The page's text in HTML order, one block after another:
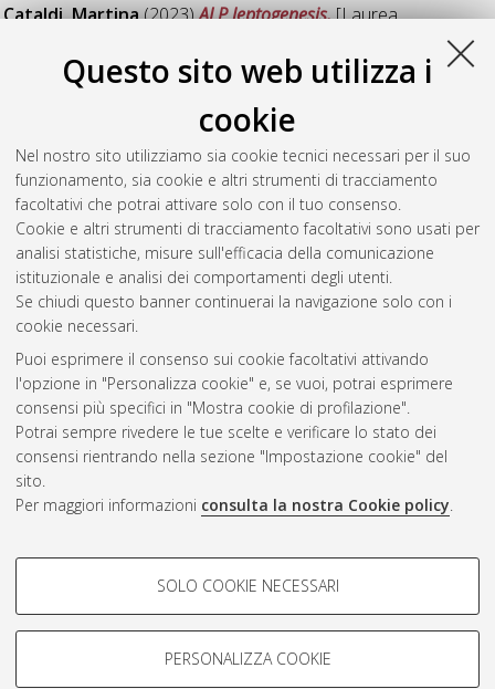
Questo sito web utilizza i
cookie
Nel nostro sito utilizziamo sia cookie tecnici necessari per il suo
funzionamento, sia cookie e altri strumenti di tracciamento
facoltativi che potrai attivare solo con il tuo consenso.
Cookie e altri strumenti di tracciamento facoltativi sono usati per
analisi statistiche, misure sull'efficacia della comunicazione
istituzionale e analisi dei comportamenti degli utenti.
Se chiudi questo banner continuerai la navigazione solo con i
cookie necessari.
Puoi esprimere il consenso sui cookie facoltativi attivando
l'opzione in "Personalizza cookie" e, se vuoi, potrai esprimere
consensi più specifici in "Mostra cookie di profilazione".
Potrai sempre rivedere le tue scelte e verificare lo stato dei
consensi rientrando nella sezione "Impostazione cookie" del
sito.
Per maggiori informazioni consulta la nostra Cookie policy.
COOKIE DI PROFILAZIONE -
Si tratta di cookie utilizzati per analizzare le caratteristiche della
navigazione degli utenti, creare profili in base al loro comportamento
SOLO COOKIE NECESSARI
PERSONALIZZA COOKIE
Cataldi, Martina(2023)ALP leptogenesis.[Laurea
Physics
[LM-DM270]
Xotta, Francesco(2023) Sub-GeV hadrophilic dark matter at
neutrino detectors.[Laurea magistrale], Università di Bologna,
Corso di Studio inPhysics [LM-DM270]
Questa lista e' stata generata ilFri Aug 7 03:25:44 2026 CEST
Atom
Rss 1.0
Rss 2.0
AMS Laurea
Impostazioni Cookie
Informativa sulla privacy
Condizioni d’uso del sito